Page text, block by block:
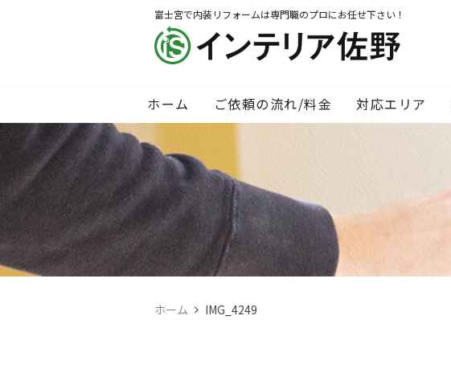
富士宮で内装リフォームは専門職のプロにお任せ下さい！
ホーム ご依頼の流れ/料金 対応エリア
ホーム IMG_4249